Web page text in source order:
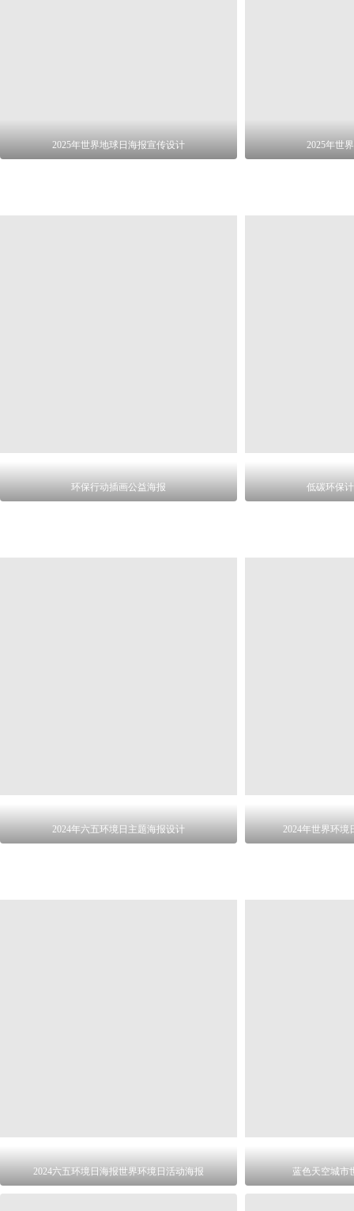
2025年世界地球日海报宣传设计 2025年世
环保行动插画公益海报 低碳环保
2024年六五环境日主题海报设计 2024年世界环境
2024六五环境日海报世界环境日活动海报 蓝色天空城市